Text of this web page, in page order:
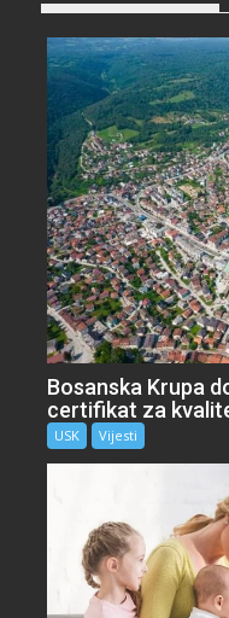
Bosanska Krupa
certifikat za
USK Vijesti